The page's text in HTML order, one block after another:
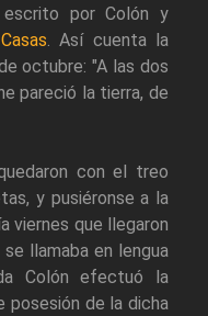
por Colón y
. Así cuenta la
octubre: "A las dos
pareció la tierra, de
con el treo
y pusiéronse a la
viernes que llegaron
llamaba en lengua
Colón efectuó la
posesión de la dicha